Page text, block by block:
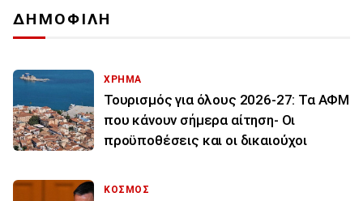
ΔΗΜΟΦΙΛΗ
ΧΡΗΜΑ
Τουρισμός για όλους 2026-27: Τα ΑΦΜ
που κάνουν σήμερα αίτηση- Οι
προϋποθέσεις και οι δικαιούχοι
ΚΟΣΜΟΣ